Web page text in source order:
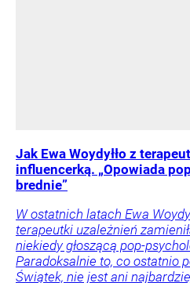
Jak Ewa Woydyłło z
influencerką. „Opowiada
brednie”
W ostatnich latach Ewa
terapeutki uzależnień
niekiedy głoszącą pop-
Paradoksalnie to, co ostatnio
Świątek, nie jest ani